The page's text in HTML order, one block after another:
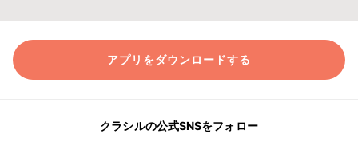
アプリをダウンロードする
クラシルの公式SNSをフォロー